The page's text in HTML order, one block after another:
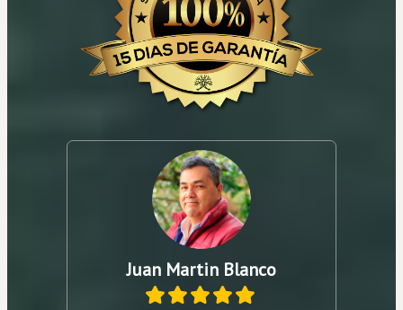
Juan Martin Blanco